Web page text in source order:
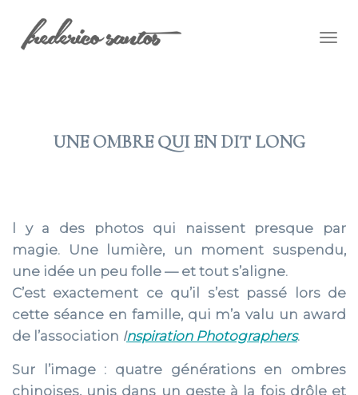
UNE OMBRE QUI EN DIT LONG
l y a des photos qui naissent presque par
magie. Une lumière, un moment suspendu,
une idée un peu folle — et tout s’aligne.
C’est exactement ce qu’il s’est passé lors de
cette séance en famille, qui m’a valu un award
de l’association Inspiration Photographers.
Sur l’image : quatre générations en ombres
chinoises, unis dans un geste à la fois drôle et